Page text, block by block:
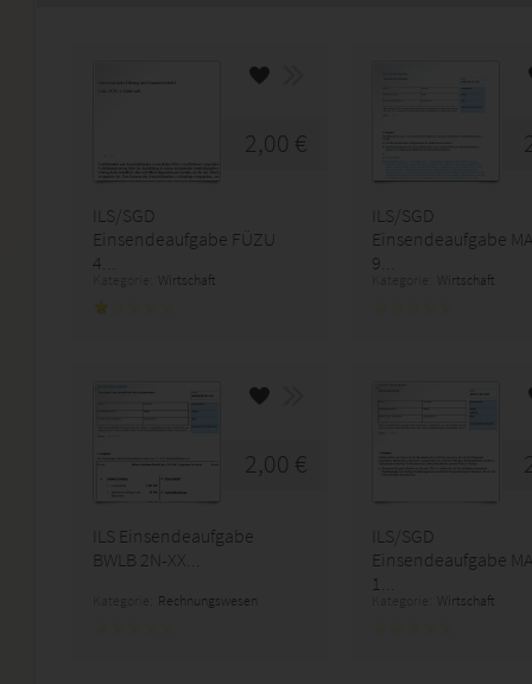
2,00 €
ILS/SGD
Einsendeaufgabe FÜZU
4...
Wirtschaft
ILS/SGD
Einsendeaufgabe
9...
Wirtschaft
2,00 €
ILS Einsendeaufgabe
BWLB 2N-XX...
Rechnungswesen
ILS/SGD
Einsendeaufgabe
1...
Wirtschaft